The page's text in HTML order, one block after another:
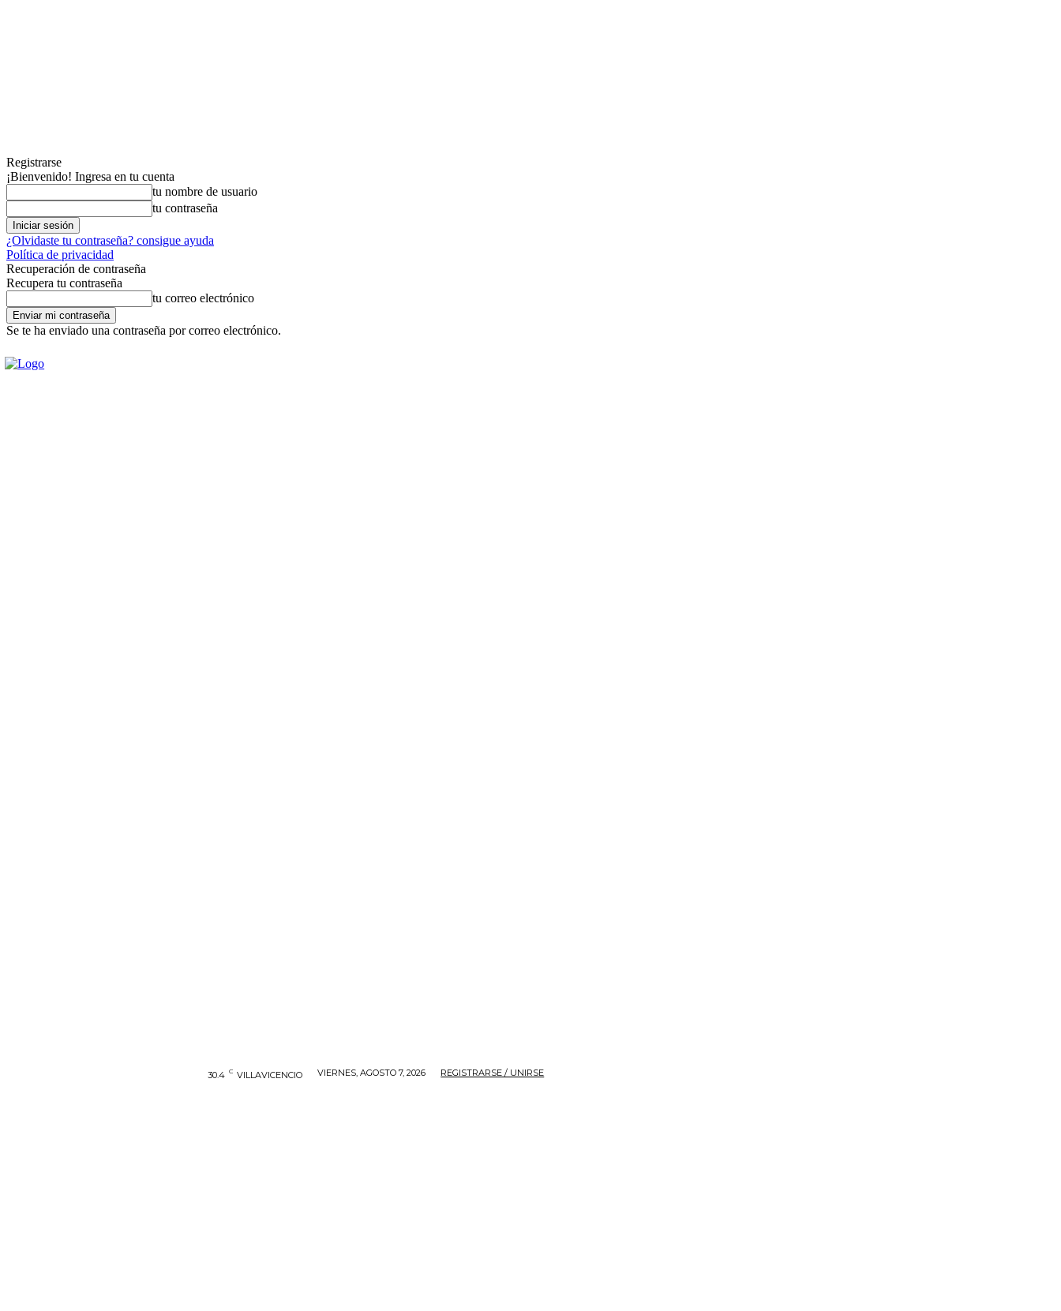
Registrarse
¡Bienvenido! Ingresa en tu cuenta
tu nombre de usuario
tu contraseña
¿Olvidaste tu contraseña? consigue ayuda
Política de privacidad
Recuperación de contraseña
Recupera tu contraseña
tu correo electrónico
Se te ha enviado una contraseña por correo electrónico.
30.4 C VILLAVICENCIO VIERNES, AGOSTO 7, 2026 REGISTRARSE / UNIRSE